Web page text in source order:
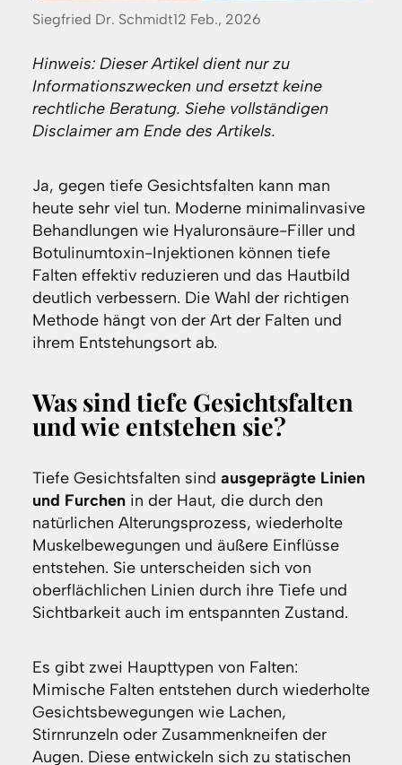
Posted
Siegfried Dr. Schmidt12 Feb., 2026
Hinweis: Dieser Artikel dient nur zu
Informationszwecken und ersetzt keine
rechtliche Beratung. Siehe vollständigen
Disclaimer am Ende des Artikels.
Ja, gegen tiefe Gesichtsfalten kann man
heute sehr viel tun. Moderne minimalinvasive
Behandlungen wie Hyaluronsäure-Filler und
Botulinumtoxin-Injektionen können tiefe
Falten effektiv reduzieren und das Hautbild
deutlich verbessern. Die Wahl der richtigen
Methode hängt von der Art der Falten und
ihrem Entstehungsort ab.
Was sind tiefe Gesichtsfalten
und wie entstehen sie?
Tiefe Gesichtsfalten sind ausgeprägte Linien
und Furchenin der Haut, die durch den
natürlichen Alterungsprozess, wiederholte
Muskelbewegungen und äußere Einflüsse
entstehen. Sie unterscheiden sich von
oberflächlichen Linien durch ihre Tiefe und
Sichtbarkeit auch im entspannten Zustand.
Es gibt zwei Haupttypen von Falten:
Mimische Falten entstehen durch wiederholte
Gesichtsbewegungen wie Lachen,
Stirnrunzeln oder Zusammenkneifen der
Augen. Diese entwickeln sich zu statischen